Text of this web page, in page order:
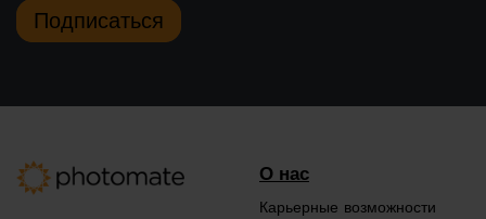
Подписаться
О нас
Карьерные возможности